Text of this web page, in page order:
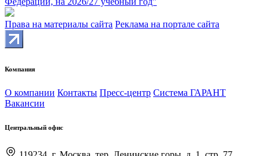
Права на материалы сайта Реклама на портале сайта
Компания
О компании Контакты Пресс-центр Система ГАРАНТ
Вакансии
Центральный офис